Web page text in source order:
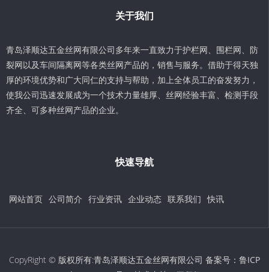
关于我们
青岛泽顺达五金丝网有限公司多年来一直致力于护栏网、围栏网、防
裂网以及车间隔离网等各类丝网产品的，销售与服务。借助于得天独
厚的环境优势和广大同仁的支持与帮助，加上全体员工的奋发努力，
使我公司迅速发展成为一个技术力量雄厚、丝网经验丰富、检测手段
齐全、可多种丝网产品的企业。
快速导航
网站首页 公司简介 行业资讯 企业动态 联系我们 快讯
CopyRight © 版权所有:青岛泽顺达五金丝网有限公司 备案号： 鲁ICP